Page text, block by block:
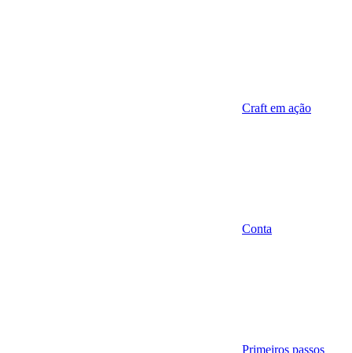
Craft em ação
Conta
Primeiros passos